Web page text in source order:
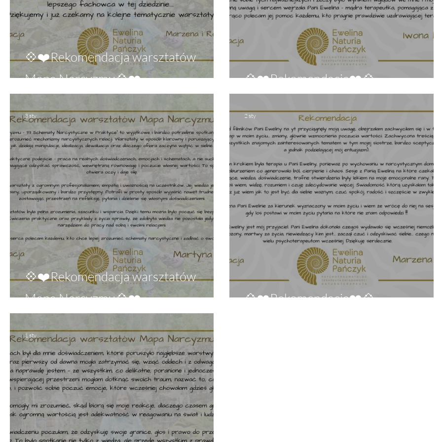
💠❤️Rekomendacja warsztatów
Mapa Narcyzmu💠❤️
💠❤️Rekomendacja❤️💠
💠❤️Rekomendacja warsztatów
Mapa Narcyzmu💠❤️
3 sty
💠❤️Rekomendacja❤️💠
2 sty
1 sty